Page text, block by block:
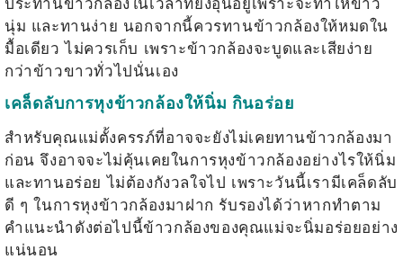
นุ่ม และทานง่าย นอกจากนี้ควรทานข้าวกล้องให้หมดใน
มื้อเดียว ไม่ควรเก็บ เพราะข้าวกล้องจะบูดและเสียง่าย
กว่าข้าวขาวทั่วไปนั่นเอง
เคล็ดลับการหุงข้าวกล้องให้นิ่ม กินอร่อย
สำหรับคุณแม่ตั้งครรภ์ที่อาจจะยังไม่เคยทานข้าวกล้องมา
ก่อน จึงอาจจะไม่คุ้นเคยในการหุงข้าวกล้องอย่างไรให้นิ่ม
และทานอร่อย ไม่ต้องกังวลใจไป เพราะวันนี้เรามีเคล็ดลับ
ดี ๆ ในการหุงข้าวกล้องมาฝาก รับรองได้ว่าหากทำตาม
คำแนะนำดังต่อไปนี้ข้าวกล้องของคุณแม่จะนิ่มอร่อยอย่าง
แน่นอน